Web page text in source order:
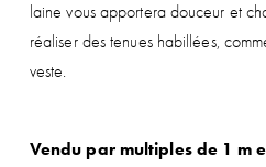
laine vous apportera douceur et
réaliser des tenues habillées,
veste.
Vendu par multiples de 1 m